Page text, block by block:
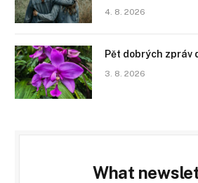
4. 8. 2026
Pět dobrých zpráv
3. 8. 2026
What